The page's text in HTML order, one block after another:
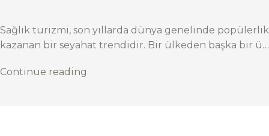
Sağlık turizmi, son yıllarda dünya genelinde popülerlik
kazanan bir seyahat trendidir. Bir ülkeden başka bir ü…
Continue reading